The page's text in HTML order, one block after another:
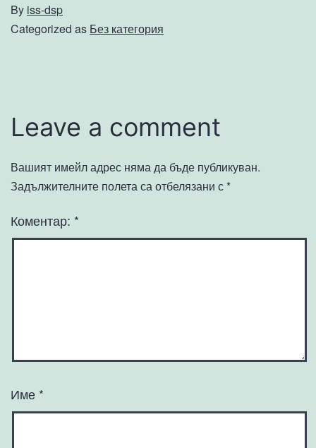
By iss-dsp
Categorized as Без категория
Leave a comment
Вашият имейл адрес няма да бъде публикуван.
Задължителните полета са отбелязани с *
Коментар: *
Име *